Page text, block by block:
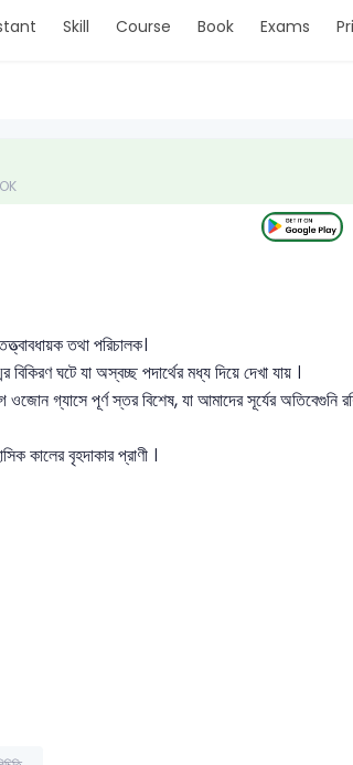
Skill Course Book Exams
তথা পরিচালক।
বিকিরণ ঘটে যা অস্বচ্ছ পদার্থের মধ্য দিয়ে দেখা যায় ।
ওজোন গ্যাসে পূর্ণ স্তর বিশেষ, যা আমাদের সূর্যের অতিবেগুনি
কালের বৃহদাকার প্রাণী ।